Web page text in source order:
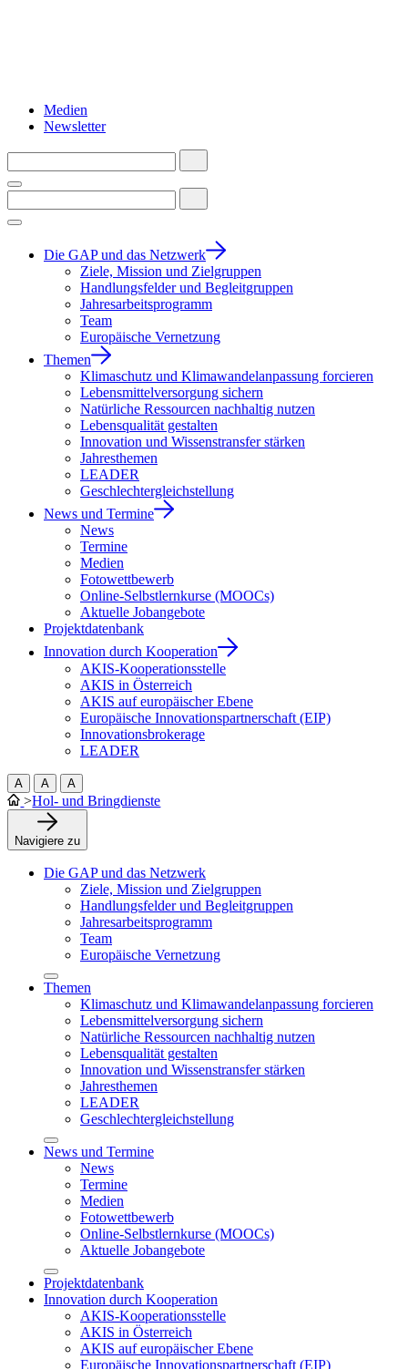
Medien
Newsletter
Die GAP und das Netzwerk
Ziele, Mission und Zielgruppen
Handlungsfelder und Begleitgruppen
Jahresarbeitsprogramm
Team
Europäische Vernetzung
Themen
Klimaschutz und Klimawandelanpassung forcieren
Lebensmittelversorgung sichern
Natürliche Ressourcen nachhaltig nutzen
Lebensqualität gestalten
Innovation und Wissenstransfer stärken
Jahresthemen
LEADER
Geschlechtergleichstellung
News und Termine
News
Termine
Medien
Fotowettbewerb
Online-Selbstlernkurse (MOOCs)
Aktuelle Jobangebote
Projektdatenbank
Innovation durch Kooperation
AKIS-Kooperationsstelle
AKIS in Österreich
AKIS auf europäischer Ebene
Europäische Innovationspartnerschaft (EIP)
Innovationsbrokerage
LEADER
A A A
>Hol- und Bringdienste
Navigiere zu
Die GAP und das Netzwerk
Ziele, Mission und Zielgruppen
Handlungsfelder und Begleitgruppen
Jahresarbeitsprogramm
Team
Europäische Vernetzung
Themen
Klimaschutz und Klimawandelanpassung forcieren
Lebensmittelversorgung sichern
Natürliche Ressourcen nachhaltig nutzen
Lebensqualität gestalten
Innovation und Wissenstransfer stärken
Jahresthemen
LEADER
Geschlechtergleichstellung
News und Termine
News
Termine
Medien
Fotowettbewerb
Online-Selbstlernkurse (MOOCs)
Aktuelle Jobangebote
Projektdatenbank
Innovation durch Kooperation
AKIS-Kooperationsstelle
AKIS in Österreich
AKIS auf europäischer Ebene
Europäische Innovationspartnerschaft (EIP)